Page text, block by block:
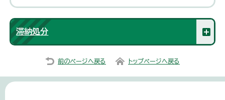
滞納処分
前のページへ戻る トップページへ戻る